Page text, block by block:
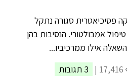
פסיכיאטרית סגורה נתקל
אמבולטורי. הנסיבות בהן
אילו ממרכיביו...
3 תגובות